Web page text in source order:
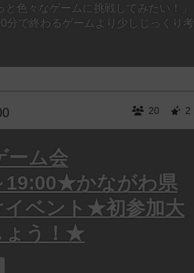
色々なゲームに挑戦してみたい！」
分で終わるゲームより少しじっくり考
20 2
ーム会
19:00★かながわ県
ベント★初参加大
ょう！★